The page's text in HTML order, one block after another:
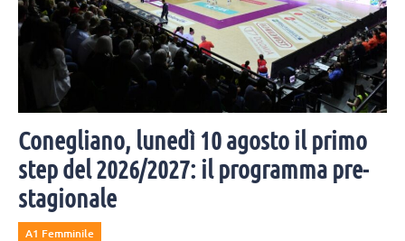
Conegliano, lunedì 10 agosto il primo
step del 2026/2027: il programma pre-
stagionale
A1 Femminile